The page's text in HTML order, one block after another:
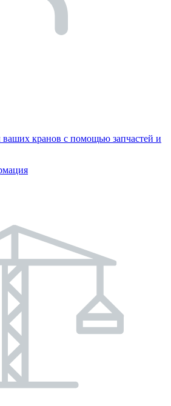
кранов с помощью запчастей и